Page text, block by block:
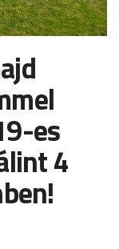
es
4